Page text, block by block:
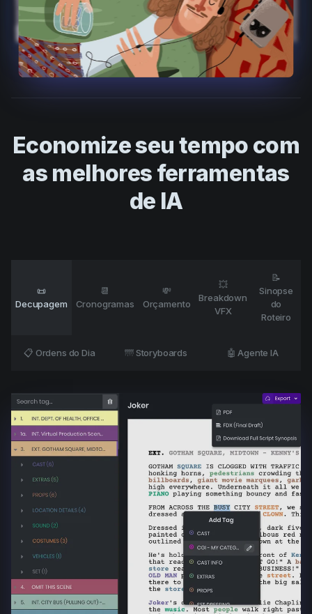
Product updates
Production
Scheduling
Script coverage
Economize seu tempo com
as melhores ferramentas
de IA
📜
Decupagem
📆
Cronogramas
💸
Orçamento
💥
Breakdown
VFX
📝
Sinopse
do
Roteiro
📋 Ordens do Dia 🌁 Storyboards 🤖 Agente IA